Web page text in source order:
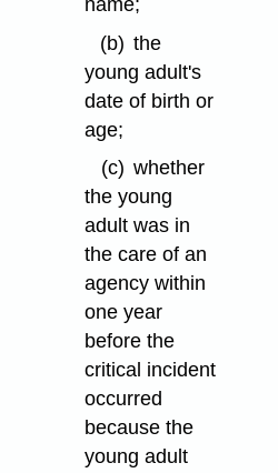
(b) the
young adult's
date of birth or
age;
(c) whether
the young
adult was in
the care of an
agency within
one year
before the
critical incident
occurred
because the
young adult